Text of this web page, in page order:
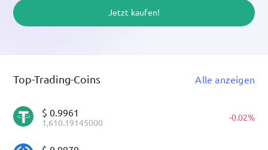
Jetzt kaufen!
Top-Trading-Coins Alle anzeigen
$ 0.9961
1,610.19145000 -0.02%